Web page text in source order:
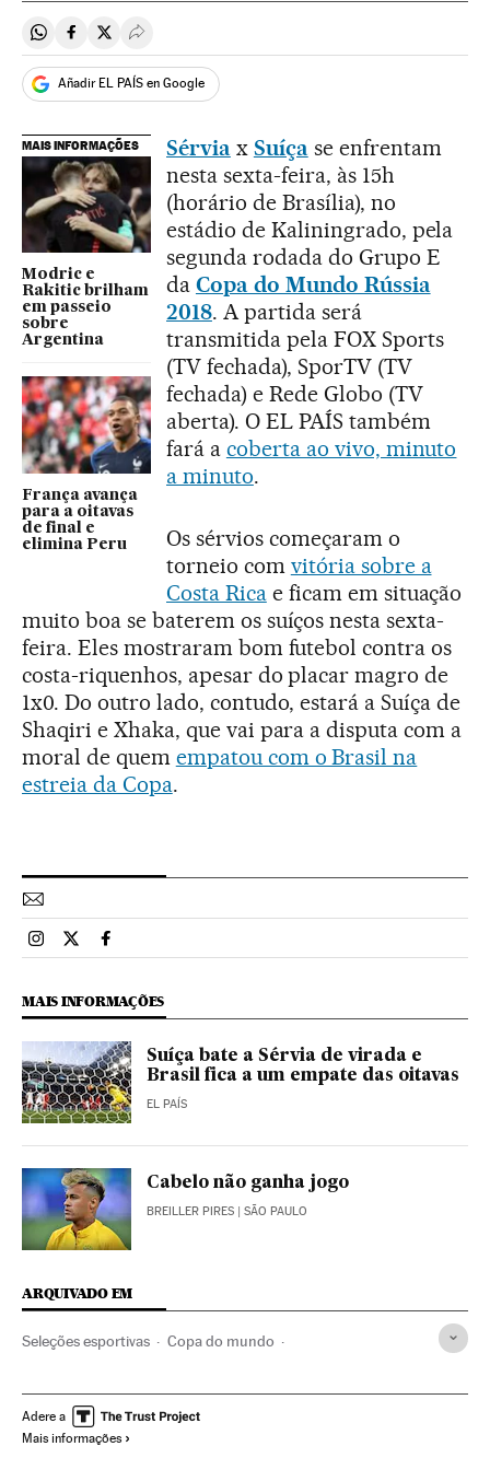
Compartir en Whatsapp
Compartir en Facebook
Compartir en Twitter
Desplegar Redes Sociales
Añadir EL PAÍS en Google
MAIS INFORMAÇÕES
Modric e
Rakitic brilham
em passeio
sobre
Argentina
França avança
para a oitavas
de final e
elimina Peru
Sérvia x Suíça se enfrentam
nesta sexta-feira, às 15h
(horário de Brasília), no
estádio de Kaliningrado, pela
segunda rodada do Grupo E
da Copa do Mundo Rússia
2018. A partida será
transmitida pela FOX Sports
(TV fechada), SporTV (TV
fechada) e Rede Globo (TV
aberta). O EL PAÍS também
fará a coberta ao vivo, minuto
a minuto.
Os sérvios começaram o
torneio com vitória sobre a
Costa Ricae ficam em situação
muito boa se baterem os suíços nesta sexta-
feira. Eles mostraram bom futebol contra os
costa-riquenhos, apesar do placar magro de
1x0. Do outro lado, contudo, estará a Suíça de
Shaqiri e Xhaka, que vai para a disputa com a
moral de quem empatou com o Brasil na
estreia da Copa.
Esportes El País Brasil en Instagram
Esportes El País Brasil en Twitter
Esportes El País Brasil en Facebook
MAIS INFORMAÇÕES
Suíça bate a Sérvia de virada e
Brasil fica a um empate das oitavas
EL PAÍS
Cabelo não ganha jogo
BREILLER PIRES | SÃO PAULO
ARQUIVADO EM
Seleções esportivas Copa do mundo
Copa do Mundo 2018 Seleção Futebol Sérvia
Seleção Futebol Suíça
Adere a
Mais informações